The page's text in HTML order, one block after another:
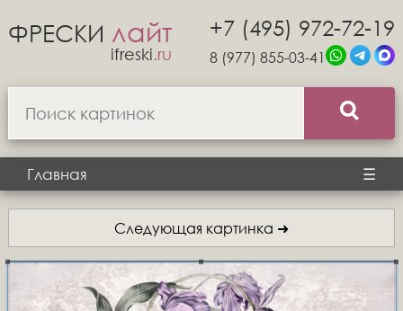
ФРЕСКИ лайт
ifreski.ru
+7 (495) 972-72-19
8 (977) 855-03-41
Главная ☰
Следующая картинка ➜